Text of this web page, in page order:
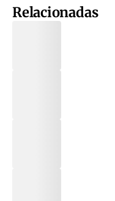
Relacionadas